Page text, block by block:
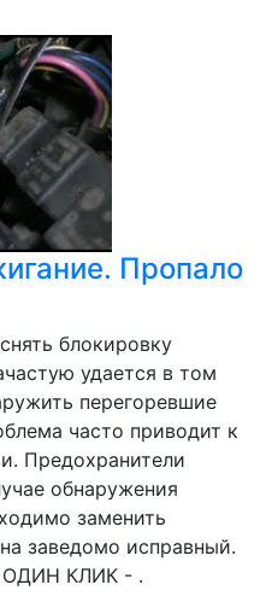
Пропало
блокировку
удается в том
перегоревшие
часто приводит к
Предохранители
обнаружения
заменить
заведомо исправный.
КЛИК - .